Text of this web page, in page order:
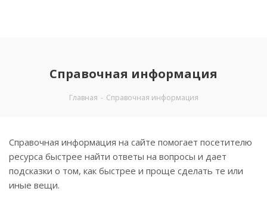
Справочная информация
Главная - Справочная информация
Справочная информация на сайте помогает посетителю
ресурса быстрее найти ответы на вопросы и дает
подсказки о том, как быстрее и проще сделать те или
иные вещи.